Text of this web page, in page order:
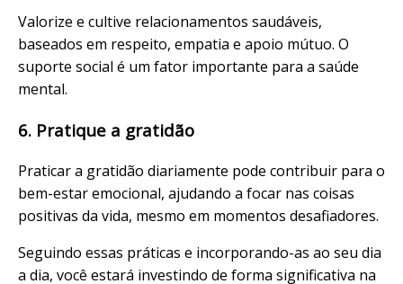
Valorize e cultive relacionamentos saudáveis,
baseados em respeito, empatia e apoio mútuo. O
suporte social é um fator importante para a saúde
mental.
6. Pratique a gratidão
Praticar a gratidão diariamente pode contribuir para o
bem-estar emocional, ajudando a focar nas coisas
positivas da vida, mesmo em momentos desafiadores.
Seguindo essas práticas e incorporando-as ao seu dia
a dia, você estará investindo de forma significativa na